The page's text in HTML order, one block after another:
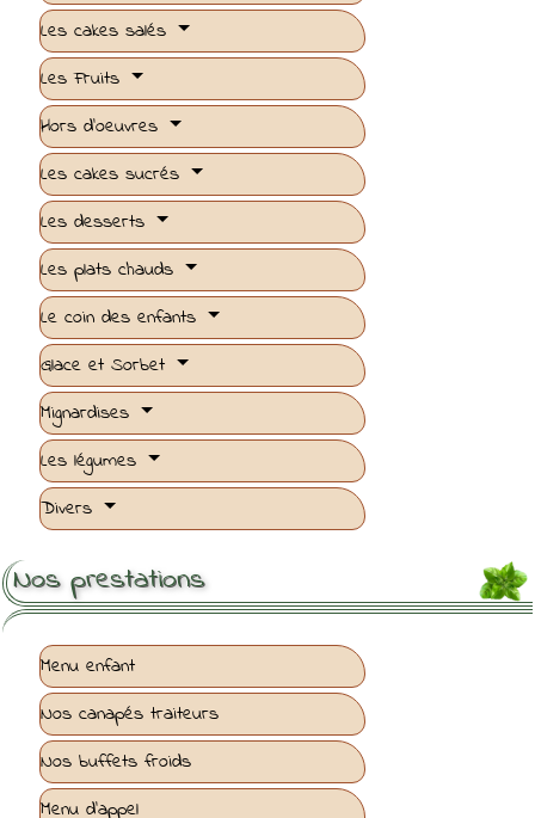
Les cakes salés
Les Fruits
Hors d'oeuvres
Les cakes sucrés
Les desserts
Les plats chauds
Le coin des enfants
Glace et Sorbet
Mignardises
Les légumes
Divers
Nos prestations
Menu enfant
Nos canapés traiteurs
Nos buffets froids
Menu d'appel